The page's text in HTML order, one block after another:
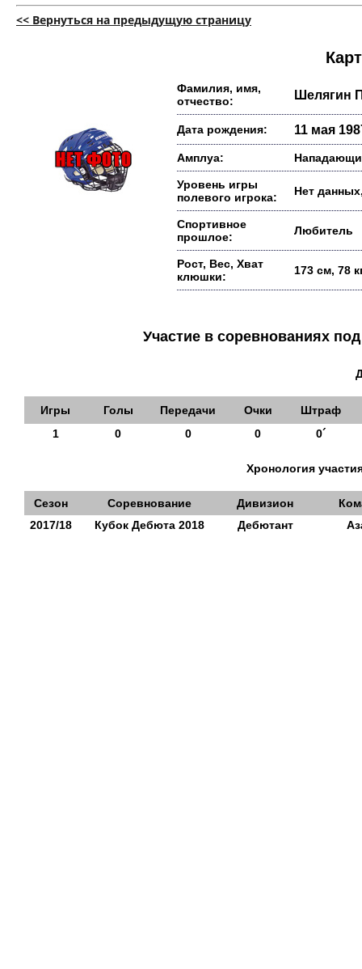
<< Вернуться на предыдущую страницу
Фамилия, имя,
отчество:
Шелягин
Дата рождения: 11 мая
Амплуа:
Уровень игры
полевого игрока:
Нет
Спортивное
прошлое:
Любитель
Рост, Вес, Хват
клюшки:
173 см, 78
Участие в соревнованиях
Игры Голы Передачи Очки
Штраф
1
0 0 0 0´
Хронология
Сезон Соревнование Дивизион
2017/18
Кубок Дебюта 2018 Дебютант